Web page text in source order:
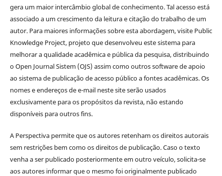
gera um maior intercâmbio global de conhecimento. Tal acesso está
associado a um crescimento da leitura e citação do trabalho de um
autor. Para maiores informações sobre esta abordagem, visite Public
Knowledge Project, projeto que desenvolveu este sistema para
melhorar a qualidade acadêmica e pública da pesquisa, distribuindo
o Open Journal Sistem (OJS) assim como outros software de apoio
ao sistema de publicação de acesso público a fontes acadêmicas. Os
nomes e endereços de e-mail neste site serão usados
exclusivamente para os propósitos da revista, não estando
disponíveis para outros fins.
A Perspectiva permite que os autores retenham os direitos autorais
sem restrições bem como os direitos de publicação. Caso o texto
venha a ser publicado posteriormente em outro veículo, solicita-se
aos autores informar que o mesmo foi originalmente publicado